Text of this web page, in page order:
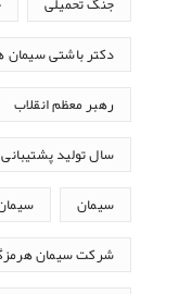
جنگ تحمیلی
دکتر باشتی سیمان
رهبر معظم انقلاب
سال تولید
سیمان
شرکت سیمان